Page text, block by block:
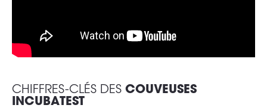
CHIFFRES-CLÉS DES COUVEUSES
INCUBATEST